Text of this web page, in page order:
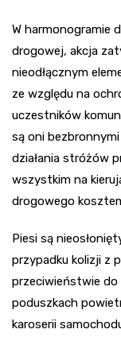
W harmonogramie
drogowej, akcja
nieodłącznym
ze względu na
uczestników
są oni
działania stróżów
wszystkim na
drogowego
Piesi są
przypadku kolizji z
przeciwieństwie
poduszkach
karoserii